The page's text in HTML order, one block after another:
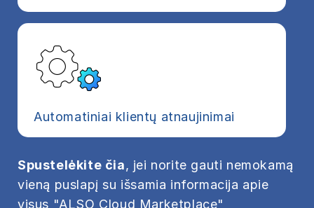
Automatiniai klientų atnaujinimai
Spustelėkite čia, jei norite gauti nemokamą
vieną puslapį su išsamia informacija apie
visus "ALSO Cloud Marketplace"